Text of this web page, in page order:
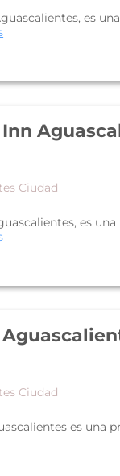
es
Ciudad
es una
Ciudad
es una